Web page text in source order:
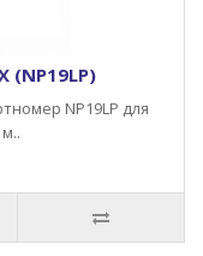
(NP19LP)
NP19LP для